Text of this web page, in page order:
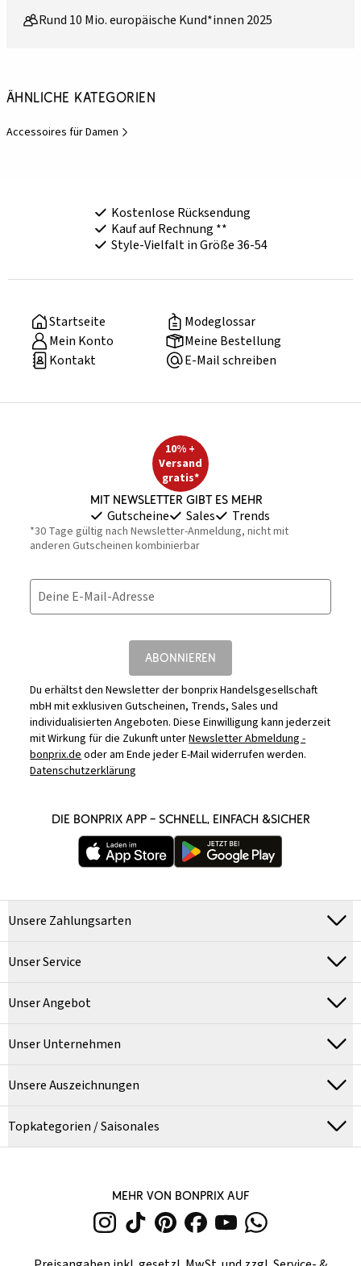
Rund 10 Mio. europäische Kund*innen 2025
Ähnliche Kategorien
Accessoires für Damen
Kostenlose Rücksendung
Kauf auf Rechnung **
Style-Vielfalt in Größe 36-54
Startseite
Modeglossar
Mein Konto
Meine Bestellung
Kontakt
E-Mail schreiben
10% +
Versand
gratis*
Mit Newsletter gibt es mehr
Gutscheine Sales Trends
*30 Tage gültig nach Newsletter-Anmeldung, nicht mit
anderen Gutscheinen kombinierbar
Deine E-Mail-Adresse
ABONNIEREN
Du erhältst den Newsletter der bonprix Handelsgesellschaft
mbH mit exklusiven Gutscheinen, Trends, Sales und
individualisierten Angeboten. Diese Einwilligung kann jederzeit
mit Wirkung für die Zukunft unterNewsletter Abmeldung -
bonprix.deoder am Ende jeder E-Mail widerrufen werden.
Datenschutzerklärung
DIE BONPRIX APP – SCHNELL, EINFACH &SICHER
Unsere Zahlungsarten
Unser Service
Unser Angebot
Unser Unternehmen
Unsere Auszeichnungen
Topkategorien / Saisonales
MEHR VON BONPRIX AUF